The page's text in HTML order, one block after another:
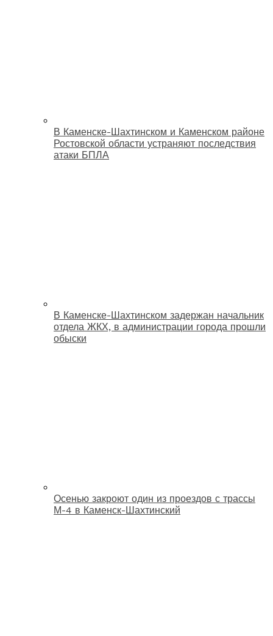
В Каменске-Шахтинском и Каменском районе
Ростовской области устраняют последствия
атаки БПЛА
В Каменске-Шахтинском задержан начальник
отдела ЖКХ, в администрации города прошли
обыски
Осенью закроют один из проездов с трассы
М-4 в Каменск-Шахтинский